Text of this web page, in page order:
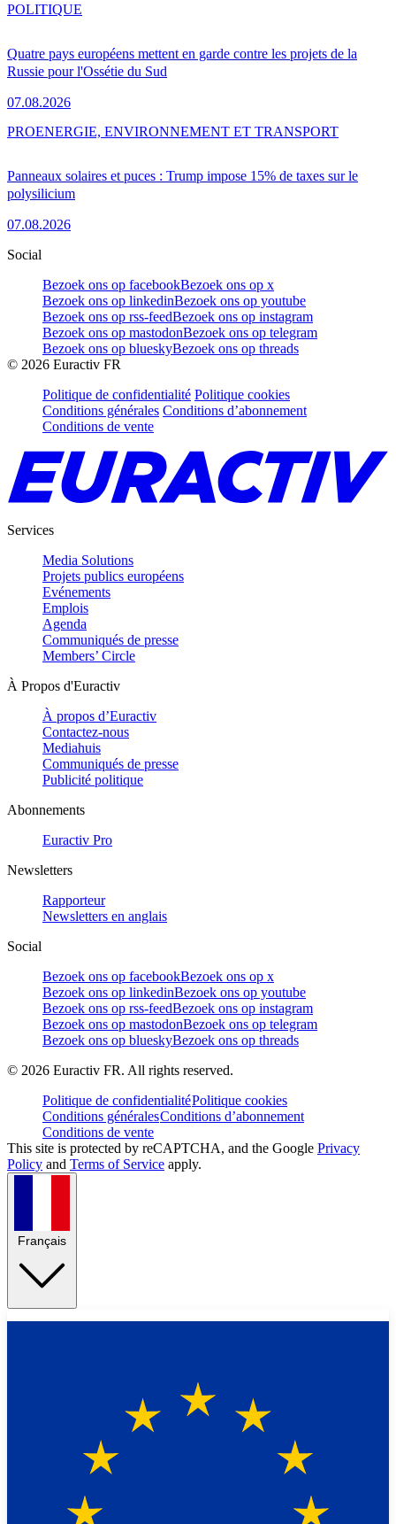
Quatre pays européens mettent en garde contre les projets de la
Russie pour l'Ossétie du Sud
07.08.2026
POLITIQUE
Panneaux solaires et puces : Trump impose 15% de taxes sur le
polysilicium
07.08.2026
PROENERGIE, ENVIRONNEMENT ET TRANSPORT
Social
Bezoek ons op facebookBezoek ons op x
Bezoek ons op linkedinBezoek ons op youtube
Bezoek ons op rss-feedBezoek ons op instagram
Bezoek ons op mastodonBezoek ons op telegram
Bezoek ons op blueskyBezoek ons op threads
© 2026 Euractiv FR
Politique de confidentialité Politique cookies
Conditions générales Conditions d’abonnement
Conditions de vente
Services
Media Solutions
Projets publics européens
Evénements
Emplois
Agenda
Communiqués de presse
Members’ Circle
À Propos d'Euractiv
À propos d’Euractiv
Contactez-nous
Mediahuis
Communiqués de presse
Publicité politique
Abonnements
Euractiv Pro
Newsletters
Rapporteur
Newsletters en anglais
Social
Bezoek ons op facebookBezoek ons op x
Bezoek ons op linkedinBezoek ons op youtube
Bezoek ons op rss-feedBezoek ons op instagram
Bezoek ons op mastodonBezoek ons op telegram
Bezoek ons op blueskyBezoek ons op threads
© 2026 Euractiv FR. All rights reserved.
Politique de confidentialitéPolitique cookies
Conditions généralesConditions d’abonnement
Conditions de vente
This site is protected by reCAPTCHA, and the Google Privacy
Policy and Terms of Service apply.
Français